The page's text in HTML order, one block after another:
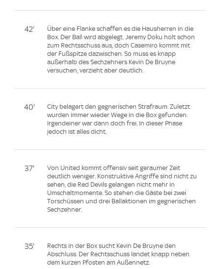
42'
Über eine Flanke schaffen es die Hausherren in die
Box. Der Ball wird abgelegt. Jeremy Doku holt schon
zum Rechtsschuss aus, doch Casemiro kommt mit
der Fußspitze dazwischen. So muss es knapp
außerhalb des Sechzehners Kevin De Bruyne
versuchen, verzieht aber deutlich.
40'
City belagert den gegnerischen Strafraum. Zuletzt
wurden immer wieder Wege in die Box gefunden.
Irgendeiner war dann doch frei. In dieser Phase
jedoch ist alles dicht.
37'
Von United kommt offensiv seit geraumer Zeit
deutlich weniger. Konstruktive Angriffe sind nicht zu
sehen, die Red Devils gelangen nicht mehr in
Umschaltmomente. So stehen die Gäste bei zwei
Torschüssen und drei Ballaktionen im gegnerischen
Sechzehner.
35'
Rechts in der Box sucht Kevin De Bruyne den
Abschluss. Der Rechtsschuss landet knapp neben
dem kurzen Pfosten am Außennetz.